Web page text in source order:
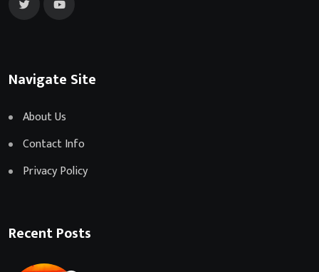
Navigate Site
About Us
Contact Info
Privacy Policy
Recent Posts